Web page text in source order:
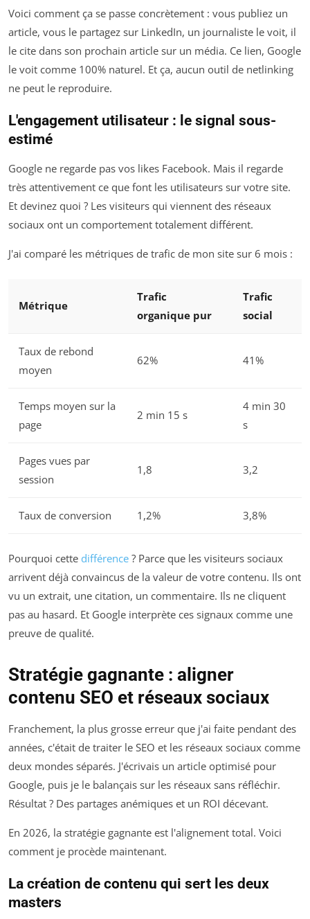
Voici comment ça se passe concrètement : vous publiez un
article, vous le partagez sur LinkedIn, un journaliste le voit, il
le cite dans son prochain article sur un média. Ce lien, Google
le voit comme 100% naturel. Et ça, aucun outil de netlinking
ne peut le reproduire.
L'engagement utilisateur : le signal sous-
estimé
Google ne regarde pas vos likes Facebook. Mais il regarde
très attentivement ce que font les utilisateurs sur votre site.
Et devinez quoi ? Les visiteurs qui viennent des réseaux
sociaux ont un comportement totalement différent.
J'ai comparé les métriques de trafic de mon site sur 6 mois :
Métrique
Trafic
organique pur
Trafic
social
Taux de rebond
moyen
62% 41%
Temps moyen sur la
page
2 min 15 s
4 min 30
s
Pages vues par
session
1,8 3,2
Taux de conversion 1,2% 3,8%
Pourquoi cette différence ? Parce que les visiteurs sociaux
arrivent déjà convaincus de la valeur de votre contenu. Ils ont
vu un extrait, une citation, un commentaire. Ils ne cliquent
pas au hasard. Et Google interprète ces signaux comme une
preuve de qualité.
Stratégie gagnante : aligner
contenu SEO et réseaux sociaux
Franchement, la plus grosse erreur que j'ai faite pendant des
années, c'était de traiter le SEO et les réseaux sociaux comme
deux mondes séparés. J'écrivais un article optimisé pour
Google, puis je le balançais sur les réseaux sans réfléchir.
Résultat ? Des partages anémiques et un ROI décevant.
En 2026, la stratégie gagnante est l'alignement total. Voici
comment je procède maintenant.
La création de contenu qui sert les deux
masters